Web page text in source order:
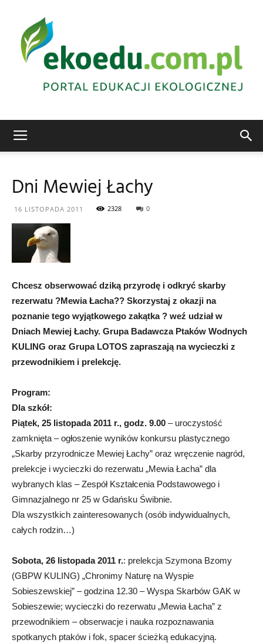
ekologiczna
Dni Mewiej Łachy
16 LISTOPADA 2011 2328 0
Chcesz obserwować dziką przyrodę i odkryć skarby
rezerwatu ?Mewia Łacha?? Skorzystaj z okazji na
poznanie tego wyjątkowego zakątka ? weź udział w
Dniach Mewiej Łachy. Grupa Badawcza Ptaków Wodnych
KULING oraz Grupa LOTOS zapraszają na wycieczki z
przewodnikiem i prelekcję.
Program:
Dla szkół:
Piątek, 25 listopada 2011 r., godz. 9.00 – uroczystość
zamknięta – ogłoszenie wyników konkursu plastycznego
„Skarby przyrodnicze Mewiej Łachy” oraz wręczenie nagród,
prelekcje i wycieczki do rezerwatu „Mewia Łacha” dla
wybranych klas – Zespół Kształcenia Podstawowego i
Gimnazjalnego nr 25 w Gdańsku Świbnie.
Dla wszystkich zainteresowanych (osób indywidualnych,
całych rodzin…)
Sobota, 26 listopada 2011 r.: prelekcja Szymona Bzomy
(GBPW KULING) „Chronimy Naturę na Wyspie
Sobieszewskiej” – godzina 12.30 – Wyspa Skarbów GAK w
Sobieszewie; wycieczki do rezerwatu „Mewia Łacha” z
przewodnikiem – obserwacje i nauka rozpoznawania
spotkanych ptaków i fok, spacer ścieżką edukacyjną.